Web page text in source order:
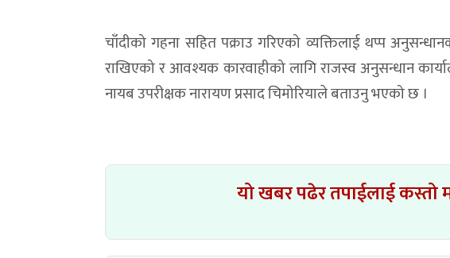
चाँदीको गहना सहित पक्राउ गरिएको व्यक्तिलाई थप्प
राखिएको र आवश्यक कारवाहीको लागि राजस्व अनुसन्धान
नायब उपरीक्षक नारायण प्रसाद चिमोरियाले बताउनु भएको छ ।
यो खबर पढेर तपाईलाई